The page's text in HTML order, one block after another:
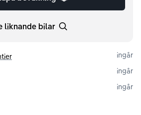
liknande bilar
ingår
ingår
ingår